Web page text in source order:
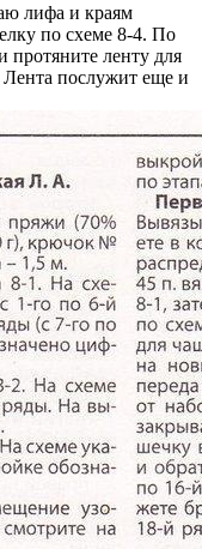
лифа и краям
по схеме 8-4. По
протяните ленту для
Лента послужит еще и